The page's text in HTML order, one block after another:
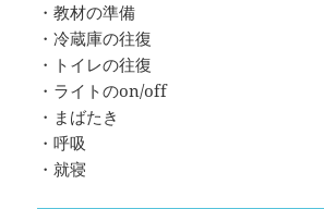
・教材の準備
・冷蔵庫の往復
・トイレの往復
・ライトのon/off
・まばたき
・呼吸
・就寝